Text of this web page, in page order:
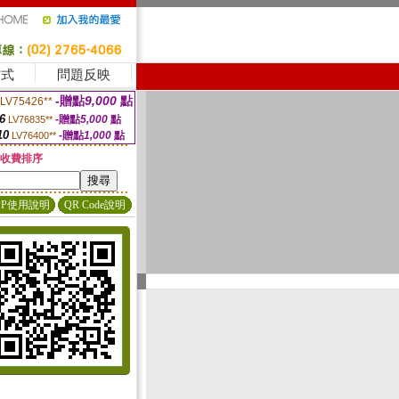
問題反映
LV75426** -贈點9,000 點
LV76835** -贈點5,000點
LV76400** -贈點1,000 點
費排序
使用說明 QR Code說明